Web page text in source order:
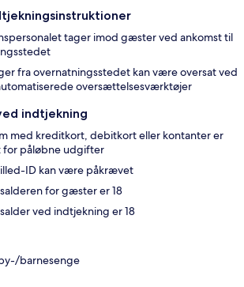
tager imod gæster ved ankomst til
fra overnatningsstedet kan være oversat ved
oversættelsesværktøjer
indtjekning
med kreditkort, debitkort eller kontanter er
påløbne udgifter
ID kan være påkrævet
for gæster er 18
ved indtjekning er 18
barnesenge